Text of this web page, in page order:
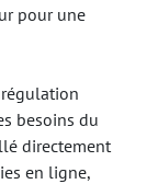
pour une
besoins du
directement
en ligne,